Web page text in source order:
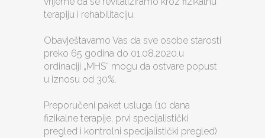
terapiju i rehabilitaciju.
Obavještavamo Vas da sve osobe starosti
preko 65 godina do 01.08.2020.u
ordinaciji „MHS“ mogu da ostvare popust
u iznosu od 30%.
Preporučeni paket usluga (10 dana
fizikalne terapije, prvi specijalistički
pregled i kontrolni specijalistički pregled)